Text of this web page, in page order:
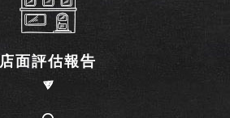
店面評估報告